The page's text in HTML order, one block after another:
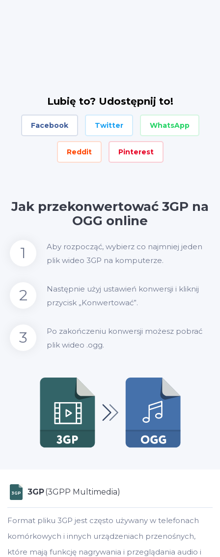
Lubię to? Udostępnij to!
Facebook Twitter WhatsApp
Reddit Pinterest
Jak przekonwertować 3GP na
OGG online
1
Aby rozpocząć, wybierz co najmniej jeden
plik wideo 3GP na komputerze.
2
Następnie użyj ustawień konwersji i kliknij
przycisk „Konwertować”.
3
Po zakończeniu konwersji możesz pobrać
plik wideo .ogg.
3GP 3GP(3GPP Multimedia)
Format pliku 3GP jest często używany w telefonach
komórkowych i innych urządzeniach przenośnych,
które mają funkcję nagrywania i przeglądania audio i